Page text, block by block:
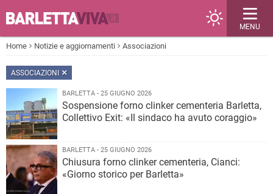
MENU
Home Notizie e aggiornamenti Associazioni
ASSOCIAZIONI
BARLETTA - 25 GIUGNO 2026
Sospensione forno clinker cementeria Barletta,
Collettivo Exit: «Il sindaco ha avuto coraggio»
BARLETTA - 25 GIUGNO 2026
Chiusura forno clinker cementeria, Cianci:
«Giorno storico per Barletta»